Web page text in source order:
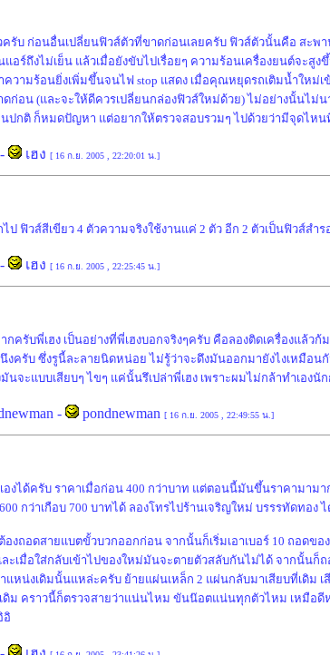
ครับ ก่อนอื่นเปลี่ยนฟิวส์ตัวที่ขาดก่อนเลยครับ ฟิวส์ตัวนั้นคือ สะ
แอร์ถึงไม่เย็น แล้วเมื่อยังขับไปเรื่อยๆ ความร้อนเครื่องยนต์จ
วามร้อนยิ่งเพิ่มขึ้นจนไฟ stop แสดง เมื่อคุณหยุดรถเติมน้ำใหม่เ
ก่อน (และจะให้ดีควรเปลี่ยนกล่องฟิวส์ใหม่ด้วย) ไม่อย่างนั้นไม่
นปกติ ก็หมดปัญหา แต่อยากให้ตรวจสอบรวมๆ ไปด้วยว่ามีจุดไห
- เฮง [ 16 ก.ย. 2005 , 22:20:01 น.]
ป ฟิวส์สีเขียว 4 ตัวความจริงใช้งานแค่ 2 ตัว อีก 2 ตัวเป็นฟิวส์สำ
- เฮง [ 16 ก.ย. 2005 , 22:25:45 น.]
ครับพี่เฮง เป็นอย่างที่พี่เฮงบอกจริงๆครับ คือลองติดเครื่องแ
งครับ ซึ่งรูนี้ละลายนิดหน่อย ไม่รู้ว่าจะดึงมันออกมายังไงเหมือน
มันจะแบบเสียบๆ ไขๆ แค่นั้นรึเปล่าพี่เฮง เพราะผมไม่กล้าทำเอ
- pondnewman [ 16 ก.ย. 2005 , 22:49:55 น.]
องได้ครับ ราคาเมื่อก่อน 400 กว่าบาท แต่ตอนนี้มันขึ้นราคามาม
กว่าเกือบ 700 บาทได้ ลองโทรไปร้านเจริญใหม่ บรรรทัดทอง ไ
องถอดสายแบตขั้วบวกออกก่อน จากนั้นก็เริ่มเอาเบอร์ 10 ถอด
ะเมื่อใส่กลับเข้าไปของใหม่มันจะตายตัวสลับกันไม่ได้ จากนั้น
แหน่งเดิมนั้นแหล่ะครับ ย้ายแผ่นเหล็ก 2 แผ่นกลับมาเสียบที่เดิม
ดิม คราวนี้ก็ตรวจสายว่าแน่นไหม ขันน๊อตแน่นทุกตัวไหม เหมือดี
อิ